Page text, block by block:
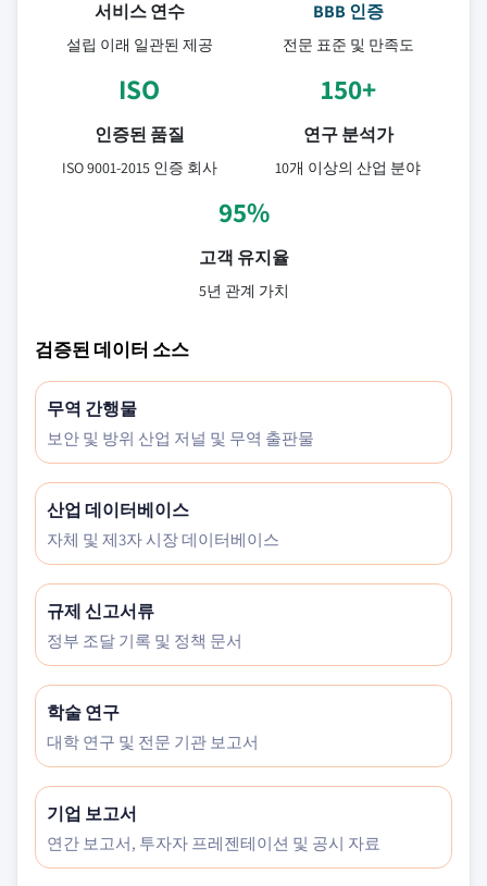
서비스 연수
설립 이래 일관된 제공
BBB 인증
전문 표준 및 만족도
ISO
인증된 품질
ISO 9001-2015 인증 회사
150+
연구 분석가
10개 이상의 산업 분야
95%
고객 유지율
5년 관계 가치
검증된 데이터 소스
무역 간행물
보안 및 방위 산업 저널 및 무역 출판물
산업 데이터베이스
자체 및 제3자 시장 데이터베이스
규제 신고서류
정부 조달 기록 및 정책 문서
학술 연구
대학 연구 및 전문 기관 보고서
기업 보고서
연간 보고서, 투자자 프레젠테이션 및 공시 자료